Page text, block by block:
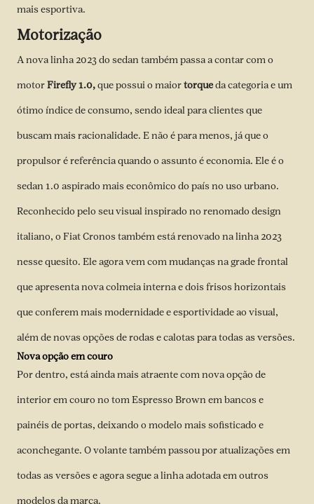
mais esportiva.
Motorização
A nova linha 2023 do sedan também passa a contar com o
motorFirefly 1.0,que possui o maiortorqueda categoria e um
ótimo índice de consumo, sendo ideal para clientes que
buscam mais racionalidade. E não é para menos, já que o
propulsor é referência quando o assunto é economia. Ele é o
sedan 1.0 aspirado mais econômico do país no uso urbano.
Reconhecido pelo seu visual inspirado no renomado design
italiano, o Fiat Cronos também está renovado na linha 2023
nesse quesito. Ele agora vem com mudanças na grade frontal
que apresenta nova colmeia interna e dois frisos horizontais
que conferem mais modernidade e esportividade ao visual,
além de novas opções de rodas e calotas para todas as versões.
Nova opção em couro
Por dentro, está ainda mais atraente com nova opção de
interior em couro no tom Espresso Brown em bancos e
painéis de portas, deixando o modelo mais sofisticado e
aconchegante. O volante também passou por atualizações em
todas as versões e agora segue a linha adotada em outros
modelos da marca.